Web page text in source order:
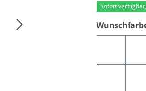
Sofort